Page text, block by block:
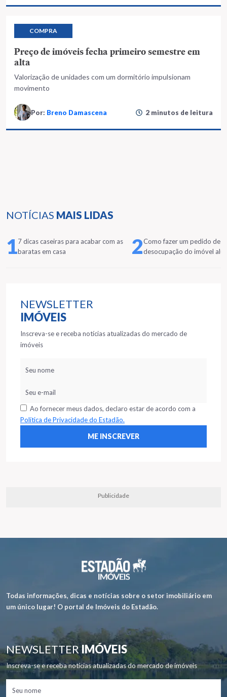
NOTÍCIAS MAIS LIDAS
17 dicas caseiras para acabar com as
baratas em casa
2Como fazer um pedido de
desocupação do imóvel
NEWSLETTER
IMÓVEIS
Inscreva-se e receba notícias atualizadas do mercado de
imóveis
Ao fornecer meus dados, declaro estar de acordo com a
Política de Privacidade do Estadão.
Publicidade
COMPRA
Preço de imóveis fecha primeiro semestre em
alta
Valorização de unidades com um dormitório impulsionam
movimento
Por: Breno Damascena 2 minutos de leitura
Todas informações, dicas e notícias sobre o setor imobiliário em
um único lugar! O portal de Imóveis do Estadão.
NEWSLETTERIMÓVEIS
Inscreva-se e receba notícias atualizadas do mercado de imóveis